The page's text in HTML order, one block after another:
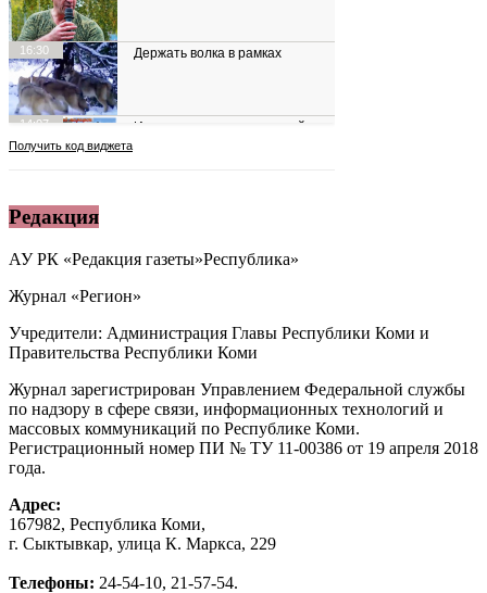
Редакция
АУ РК «Редакция газеты»Республика»
Журнал «Регион»
Учредители: Администрация Главы Республики Коми и
Правительства Республики Коми
Журнал зарегистрирован Управлением Федеральной службы
по надзору в сфере связи, информационных технологий и
массовых коммуникаций по Республике Коми.
Регистрационный номер ПИ № ТУ 11-00386 от 19 апреля 2018
года.
Адрес:
167982, Республика Коми,
г. Сыктывкар, улица К. Маркса, 229
Телефоны: 24-54-10, 21-57-54.